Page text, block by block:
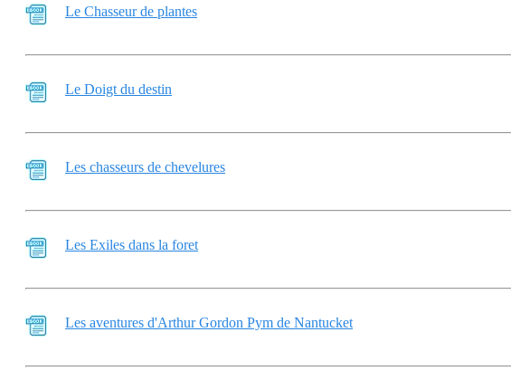
Le Chasseur de plantes
Le Doigt du destin
Les chasseurs de chevelures
Les Exiles dans la foret
Les aventures d'Arthur Gordon Pym de Nantucket